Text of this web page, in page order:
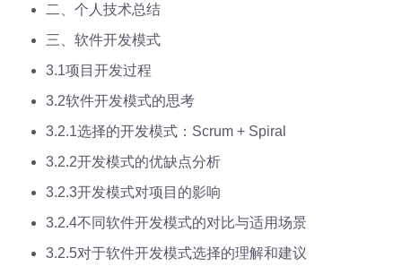
二、个人技术总结
三、软件开发模式
3.1项目开发过程
3.2软件开发模式的思考
3.2.1选择的开发模式：Scrum + Spiral
3.2.2开发模式的优缺点分析
3.2.3开发模式对项目的影响
3.2.4不同软件开发模式的对比与适用场景
3.2.5对于软件开发模式选择的理解和建议